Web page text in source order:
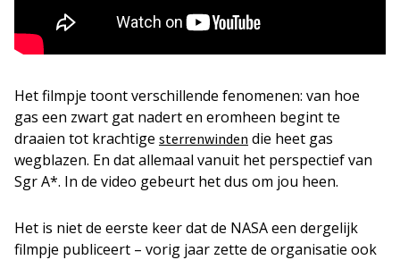
Het filmpje toont verschillende fenomenen: van hoe
gas een zwart gat nadert en eromheen begint te
draaien tot krachtige sterrenwinden die heet gas
wegblazen. En dat allemaal vanuit het perspectief van
Sgr A*. In de video gebeurt het dus om jou heen.
Het is niet de eerste keer dat de NASA een dergelijk
filmpje publiceert – vorig jaar zette de organisatie ook